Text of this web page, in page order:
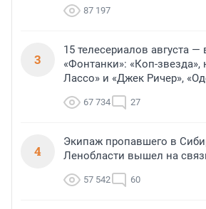
87 197
3
15 телесериалов августа
«Фонтанки»: «Коп-звезда»,
Лассо» и «Джек Ричер»,
67 734 27
4
Экипаж пропавшего в
Ленобласти вышел на
57 542 60